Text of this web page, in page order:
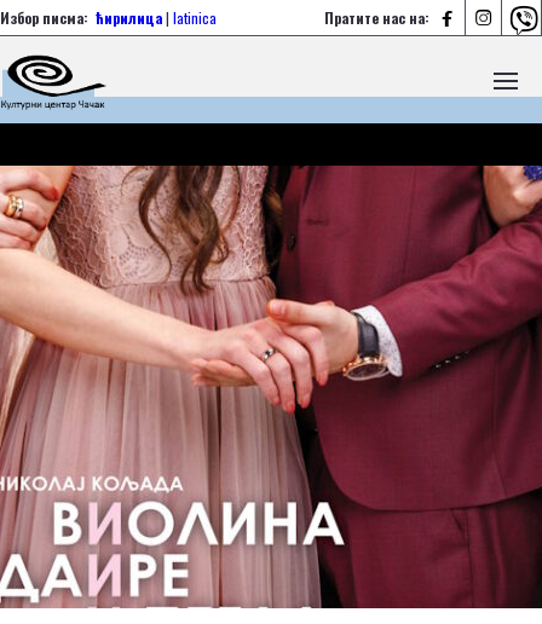
Пратите нас на:   
Избор писма: ћирилица| latinica